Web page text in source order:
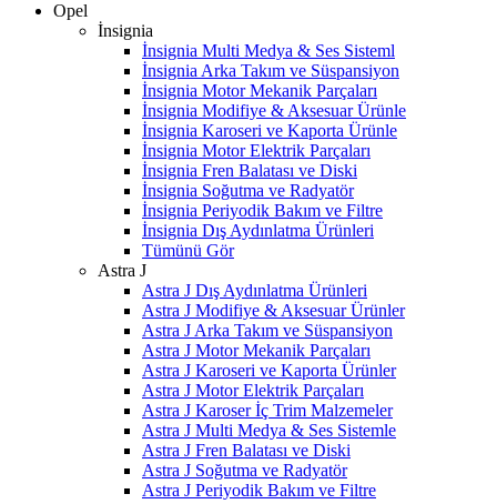
Opel
İnsignia
İnsignia Multi Medya & Ses Sisteml
İnsignia Arka Takım ve Süspansiyon
İnsignia Motor Mekanik Parçaları
İnsignia Modifiye & Aksesuar Ürünle
İnsignia Karoseri ve Kaporta Ürünle
İnsignia Motor Elektrik Parçaları
İnsignia Fren Balatası ve Diski
İnsignia Soğutma ve Radyatör
İnsignia Periyodik Bakım ve Filtre
İnsignia Dış Aydınlatma Ürünleri
Tümünü Gör
Astra J
Astra J Dış Aydınlatma Ürünleri
Astra J Modifiye & Aksesuar Ürünler
Astra J Arka Takım ve Süspansiyon
Astra J Motor Mekanik Parçaları
Astra J Karoseri ve Kaporta Ürünler
Astra J Motor Elektrik Parçaları
Astra J Karoser İç Trim Malzemeler
Astra J Multi Medya & Ses Sistemle
Astra J Fren Balatası ve Diski
Astra J Soğutma ve Radyatör
Astra J Periyodik Bakım ve Filtre